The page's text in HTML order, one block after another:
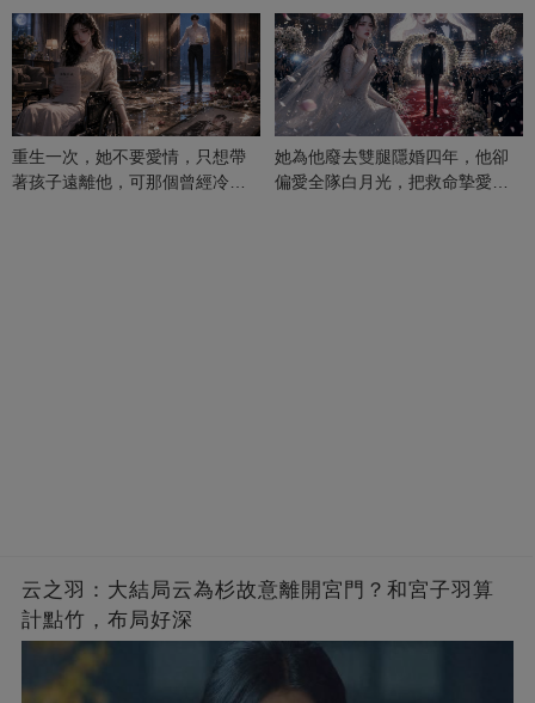
重生一次，她不要愛情，只想帶
著孩子遠離他，可那個曾經冷漠
她為他廢去雙腿隱婚四年，他卻
偏愛全隊白月光，把救命摯愛當
云之羽：大結局云為杉故意離開宮門？和宮子羽算
計點竹，布局好深